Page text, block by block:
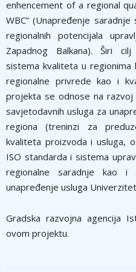
enhencement of a regional
WBC” (Unapređenje
regionalnih potencijala
Zapadnog Balkana). Širi
sistema kvaliteta u regionima
regionalne privrede kao i
projekta se odnose na
savjetodavnih usluga za
regiona (treninzi za
kvaliteta proizvoda i usluga,
ISO standarda i sistema
regionalne saradnje kao i
unapređenje usluga
Gradska razvojna agencija
ovom projektu.